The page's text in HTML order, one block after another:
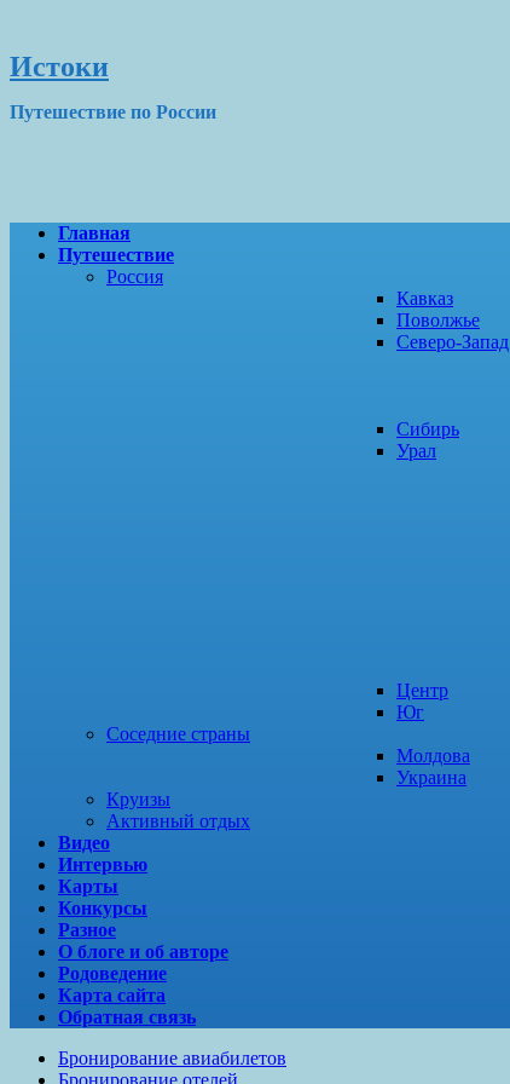
Истоки
Путешествие по России
Главная
Путешествие
Россия
Кавказ
Поволжье
Северо-Запад
Сибирь
Урал
Центр
Юг
Соседние страны
Молдова
Украина
Круизы
Активный отдых
Видео
Интервью
Карты
Конкурсы
Разное
О блоге и об авторе
Родоведение
Карта сайта
Обратная связь
Бронирование авиабилетов
Бронирование отелей